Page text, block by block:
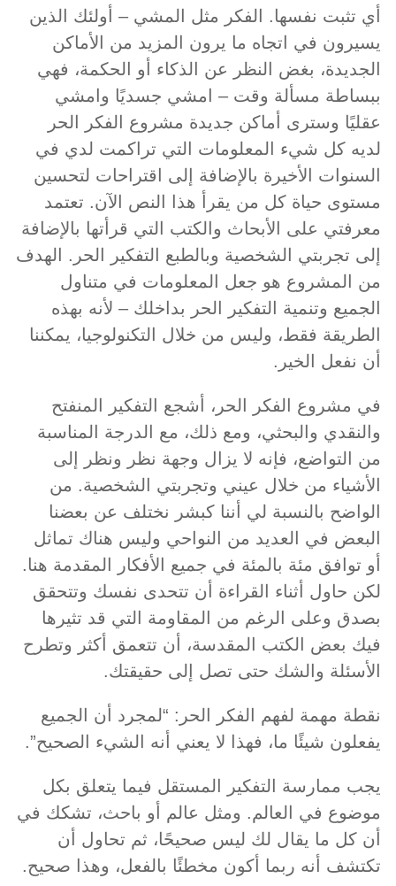
أي تثبت نفسها. الفكر مثل المشي – أولئك الذين
يسيرون في اتجاه ما يرون المزيد من الأماكن
الجديدة، بغض النظر عن الذكاء أو الحكمة، فهي
ببساطة مسألة وقت – امشي جسديًا وامشي
عقليًا وسترى أماكن جديدة مشروع الفكر الحر
لديه كل شيء المعلومات التي تراكمت لدي في
السنوات الأخيرة بالإضافة إلى اقتراحات لتحسين
مستوى حياة كل من يقرأ هذا النص الآن. تعتمد
معرفتي على الأبحاث والكتب التي قرأتها بالإضافة
إلى تجربتي الشخصية وبالطبع التفكير الحر. الهدف
من المشروع هو جعل المعلومات في متناول
الجميع وتنمية التفكير الحر بداخلك – لأنه بهذه
الطريقة فقط، وليس من خلال التكنولوجيا، يمكننا
أن نفعل الخير.
في مشروع الفكر الحر، أشجع التفكير المنفتح
والنقدي والبحثي، ومع ذلك، مع الدرجة المناسبة
من التواضع، فإنه لا يزال وجهة نظر ونظر إلى
الأشياء من خلال عيني وتجربتي الشخصية. من
الواضح بالنسبة لي أننا كبشر نختلف عن بعضنا
البعض في العديد من النواحي وليس هناك تماثل
أو توافق مئة بالمئة في جميع الأفكار المقدمة هنا.
لكن حاول أثناء القراءة أن تتحدى نفسك وتتحقق
بصدق وعلى الرغم من المقاومة التي قد تثيرها
فيك بعض الكتب المقدسة، أن تتعمق أكثر وتطرح
الأسئلة والشك حتى تصل إلى حقيقتك.
نقطة مهمة لفهم الفكر الحر: “لمجرد أن الجميع
يفعلون شيئًا ما، فهذا لا يعني أنه الشيء الصحيح”.
يجب ممارسة التفكير المستقل فيما يتعلق بكل
موضوع في العالم. ومثل عالم أو باحث، تشكك في
أن كل ما يقال لك ليس صحيحًا، ثم تحاول أن
تكتشف أنه ربما أكون مخطئًا بالفعل، وهذا صحيح.